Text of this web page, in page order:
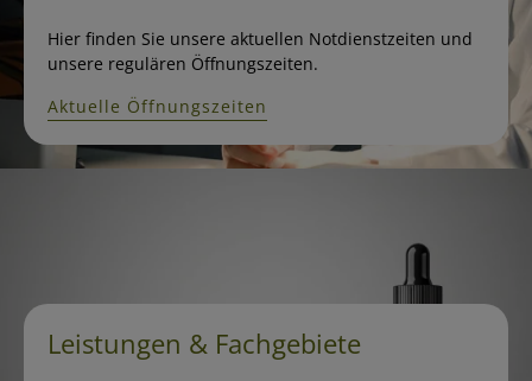
Hier finden Sie unsere aktuellen Notdienstzeiten und
unsere regulären Öffnungszeiten.
Aktuelle Öffnungszeiten
Leistungen & Fachgebiete